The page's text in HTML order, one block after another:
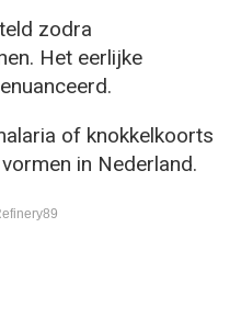
zodra
Het eerlijke
of knokkelkoorts
in Nederland.